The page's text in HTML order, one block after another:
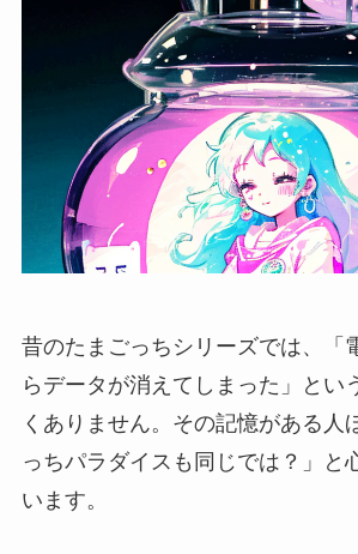
昔のたまごっちシリーズでは、「
らデータが消えてしまった」とい
くありません。その記憶がある人
っちパラダイスも同じでは？」と
います。